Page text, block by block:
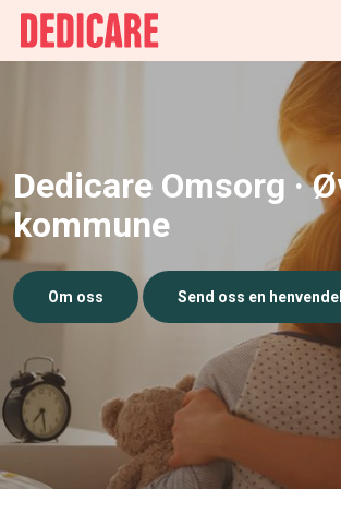
Dedicare Omsorg ·
kommune
Om oss Send oss en